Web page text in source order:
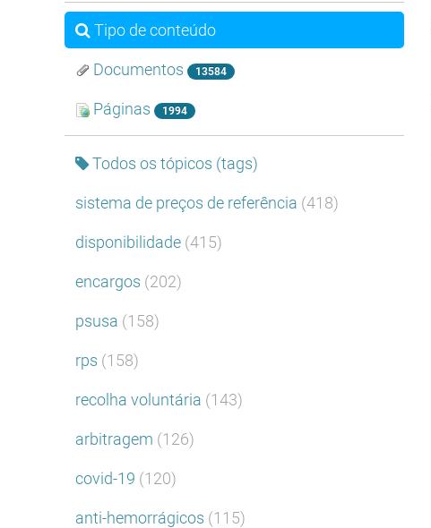
Tipo de conteúdo
Documentos 13584
Páginas 1994
Todos os tópicos (tags)
sistema de preços de referência (418)
disponibilidade (415)
encargos (202)
psusa (158)
rps (158)
recolha voluntária (143)
arbitragem (126)
covid-19 (120)
anti-hemorrágicos (115)